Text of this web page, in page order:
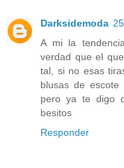
Darksidemoda
A mi la
verdad que el
tal, si no esas
blusas de escote
pero ya te digo
besitos
Responder